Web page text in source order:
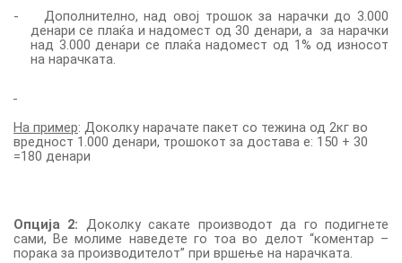
- Дополнително, над овој трошок за нарачки до 3.000
денари се плаќа и надомест од 30 денари, а за нарачки
над 3.000 денари се плаќа надомест од 1% од износот
на нарачката.
На пример: Доколку нарачате пакет со тежина од 2кг во
вредност 1.000 денари, трошокот за достава е: 150 + 30
=180 денари
Опција 2: Доколку сакате производот да го подигнете
сами, Ве молиме наведете го тоа во делот “коментар –
порака за производителот” при вршење на нарачката.